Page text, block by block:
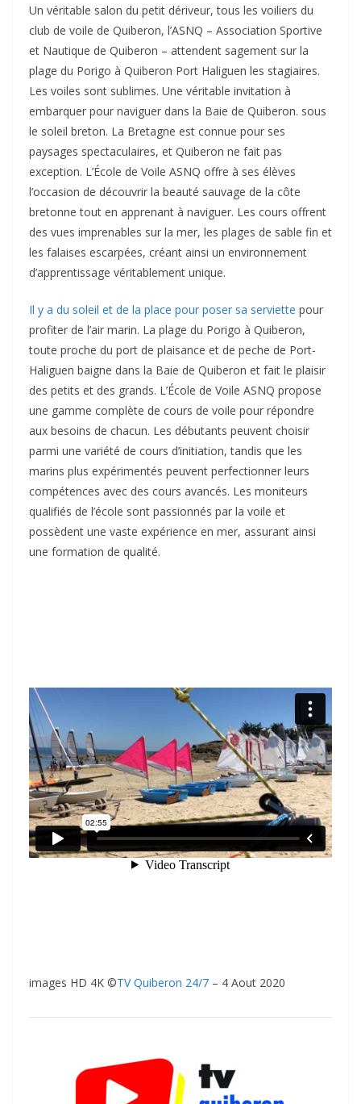
Un véritable salon du petit dériveur, tous les voiliers du
club de voile de Quiberon, l’ASNQ – Association Sportive
et Nautique de Quiberon – attendent sagement sur la
plage du Porigo à Quiberon Port Haliguen les stagiaires.
Les voiles sont sublimes. Une véritable invitation à
embarquer pour naviguer dans la Baie de Quiberon. sous
le soleil breton. La Bretagne est connue pour ses
paysages spectaculaires, et Quiberon ne fait pas
exception. L’École de Voile ASNQ offre à ses élèves
l’occasion de découvrir la beauté sauvage de la côte
bretonne tout en apprenant à naviguer. Les cours offrent
des vues imprenables sur la mer, les plages de sable fin et
les falaises escarpées, créant ainsi un environnement
d’apprentissage véritablement unique.
Il y a du soleil et de la place pour poser sa serviette pour
profiter de l’air marin. La plage du Porigo à Quiberon,
toute proche du port de plaisance et de peche de Port-
Haliguen baigne dans la Baie de Quiberon et fait le plaisir
des petits et des grands. L’École de Voile ASNQ propose
une gamme complète de cours de voile pour répondre
aux besoins de chacun. Les débutants peuvent choisir
parmi une variété de cours d’initiation, tandis que les
marins plus expérimentés peuvent perfectionner leurs
compétences avec des cours avancés. Les moniteurs
qualifiés de l’école sont passionnés par la voile et
possèdent une vaste expérience en mer, assurant ainsi
une formation de qualité.
images HD 4K ©TV Quiberon 24/7 – 4 Aout 2020